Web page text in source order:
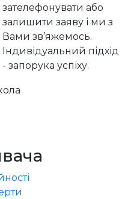
зателефонувати або
залишити заяву і ми з
Вами зв’яжемось.
Індивідуальний підхід
- запорука успіху.